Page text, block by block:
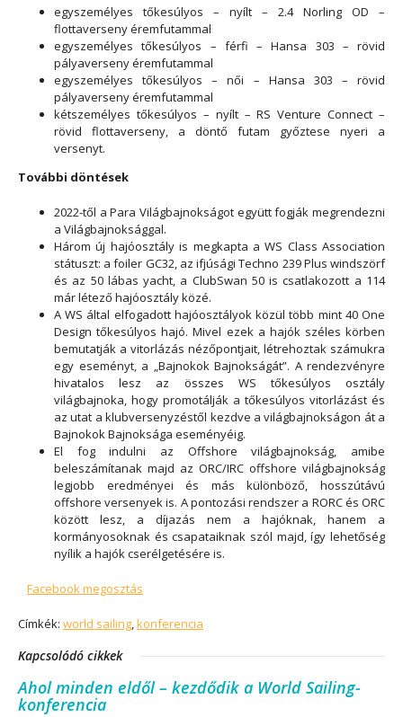
egyszemélyes tőkesúlyos – nyílt – 2.4 Norling OD –
flottaverseny éremfutammal
egyszemélyes tőkesúlyos – férfi – Hansa 303 – rövid
pályaverseny éremfutammal
egyszemélyes tőkesúlyos – női – Hansa 303 – rövid
pályaverseny éremfutammal
kétszemélyes tőkesúlyos – nyílt – RS Venture Connect –
rövid flottaverseny, a döntő futam győztese nyeri a
versenyt.
További döntések
2022-től a Para Világbajnokságot együtt fogják megrendezni
a Világbajnoksággal.
Három új hajóosztály is megkapta a WS Class Association
státuszt: a foiler GC32, az ifjúsági Techno 239 Plus windszörf
és az 50 lábas yacht, a ClubSwan 50 is csatlakozott a 114
már létező hajóosztály közé.
A WS által elfogadott hajóosztályok közül több mint 40 One
Design tőkesúlyos hajó. Mivel ezek a hajók széles körben
bemutatják a vitorlázás nézőpontjait, létrehoztak számukra
egy eseményt, a „Bajnokok Bajnokságát”. A rendezvényre
hivatalos lesz az összes WS tőkesúlyos osztály
világbajnoka, hogy promotálják a tőkesúlyos vitorlázást és
az utat a klubversenyzéstől kezdve a világbajnokságon át a
Bajnokok Bajnoksága eseményéig.
El fog indulni az Offshore világbajnokság, amibe
beleszámítanak majd az ORC/IRC offshore világbajnokság
legjobb eredményei és más különböző, hosszútávú
offshore versenyek is. A pontozási rendszer a RORC és ORC
között lesz, a díjazás nem a hajóknak, hanem a
kormányosoknak és csapataiknak szól majd, így lehetőség
nyílik a hajók cserélgetésére is.
Facebook megosztás
Címkék: world sailing,konferencia
Kapcsolódó cikkek
Ahol minden eldől – kezdődik a World Sailing-
konferencia